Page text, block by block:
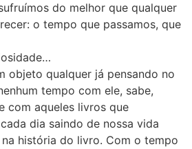
do melhor que qualquer
o tempo que passamos, que
objeto qualquer já pensando no
tempo com ele, sabe,
com aqueles livros que
dia saindo de nossa vida
história do livro. Com o tempo